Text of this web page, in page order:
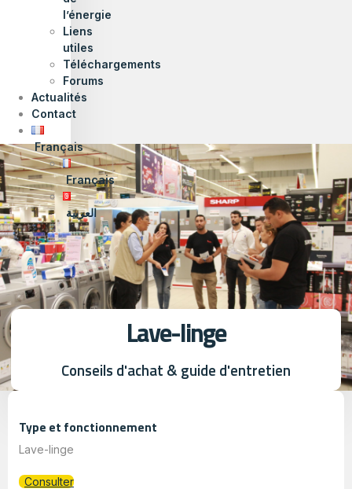
l’énergie
Liens
utiles
Téléchargements
Forums
Actualités
Contact
Français
Français
العربية
Lave-linge
Conseils d'achat & guide d'entretien
Type et fonctionnement
Lave-linge
Consulter